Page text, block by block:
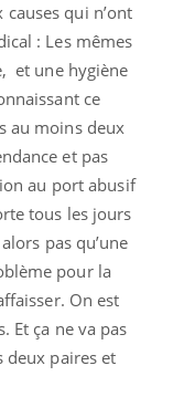
qui n’ont
: Les mêmes
et une hygiène
ce
au moins deux
et pas
au port abusif
tous les jours
pas qu’une
pour la
On est
Et ça ne va pas
deux paires et